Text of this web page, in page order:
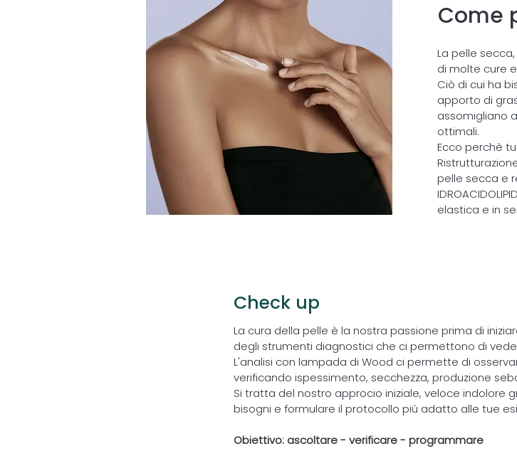
Come
La pelle
di molte cure
Ciò di cui ha
apporto di
assomigliano
ottimali.
Ecco perchè
pelle secca e
elastica e in
Check up
La cura della pelle è la nostra passione prima di
degli strumenti diagnostici che ci permettono di
L'analisi con lampada di Wood ci permette di
verificando ispessimento, secchezza, produzione
Si tratta del nostro approcio iniziale, veloce
bisogni e formulare il protocollo più adatto alle tue
Obiettivo: ascoltare - verificare - programmare